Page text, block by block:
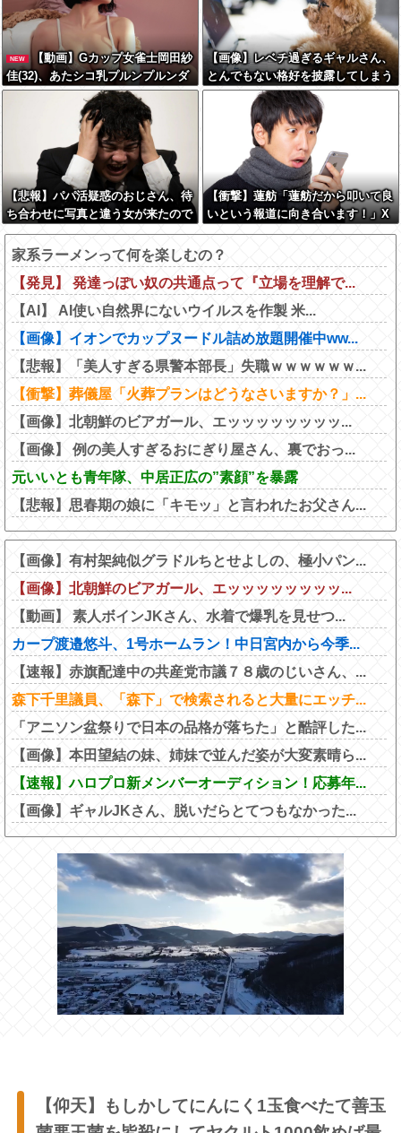
NEW
【動画】Gカップ女雀士岡田紗
佳(32)、あたシコ乳プルンプルンダ
ンス
【画像】レベチ過ぎるギャルさん、
とんでもない格好を披露してしまう
w w w w w w w
【悲報】パパ活疑惑のおじさん、待
ち合わせに写真と違う女が来たので
逃げようとするも眼鏡を奪われ可哀
想なことになっているところを激写
されてしまう…
【衝撃】蓮舫「蓮舫だから叩いて良
いという報道に向き合います！」X
民「高市だから叩いて良いをやって
るのがお前だろ」←これ…w w
家系ラーメンって何を楽しむの？
【発見】 発達っぽい奴の共通点って『立場を理解で...
【AI】 AI使い自然界にないウイルスを作製 米...
【画像】イオンでカップヌードル詰め放題開催中ww...
【悲報】「美人すぎる県警本部長」失職ｗｗｗｗｗｗ...
【衝撃】葬儀屋「火葬プランはどうなさいますか？」...
【画像】北朝鮮のビアガール、エッッッッッッッッ...
【画像】 例の美人すぎるおにぎり屋さん、裏でおっ...
元いいとも青年隊、中居正広の”素顔”を暴露
【悲報】思春期の娘に「キモッ」と言われたお父さん...
【画像】有村架純似グラドルちとせよしの、極小パン...
【画像】北朝鮮のビアガール、エッッッッッッッッ...
【動画】 素人ボインJKさん、水着で爆乳を見せつ...
カープ渡邉悠斗、1号ホームラン！中日宮内から今季...
【速報】赤旗配達中の共産党市議７８歳のじいさん、...
森下千里議員、「森下」で検索されると大量にエッチ...
「アニソン盆祭りで日本の品格が落ちた」と酷評した...
【画像】本田望結の妹、姉妹で並んだ姿が大変素晴ら...
【速報】ハロプロ新メンバーオーディション！応募年...
【画像】ギャルJKさん、脱いだらとてつもなかった...
【仰天】もしかしてにんにく1玉食べたて善玉